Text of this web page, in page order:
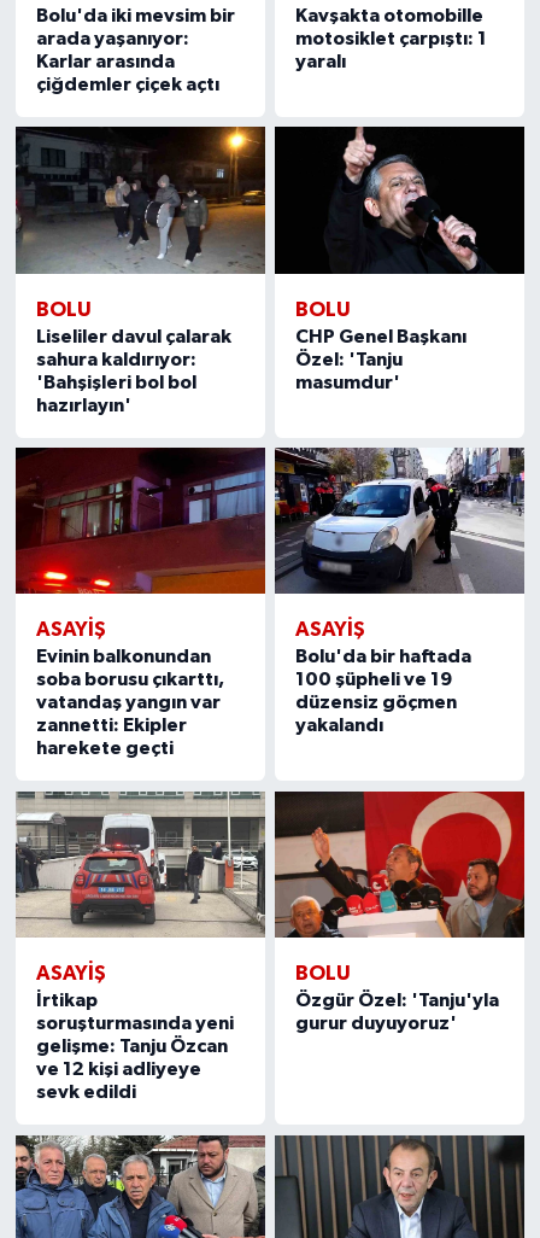
Bolu'da iki mevsim bir
arada yaşanıyor:
Karlar arasında
çiğdemler çiçek açtı
Kavşakta otomobille
motosiklet çarpıştı: 1
yaralı
BOLU
Liseliler davul çalarak
sahura kaldırıyor:
'Bahşişleri bol bol
hazırlayın'
BOLU
CHP Genel Başkanı
Özel: 'Tanju
masumdur'
ASAYIŞ
Evinin balkonundan
soba borusu çıkarttı,
vatandaş yangın var
zannetti: Ekipler
harekete geçti
ASAYIŞ
Bolu'da bir haftada
100 şüpheli ve 19
düzensiz göçmen
yakalandı
ASAYIŞ
İrtikap
soruşturmasında yeni
gelişme: Tanju Özcan
ve 12 kişi adliyeye
sevk edildi
BOLU
Özgür Özel: 'Tanju'yla
gurur duyuyoruz'